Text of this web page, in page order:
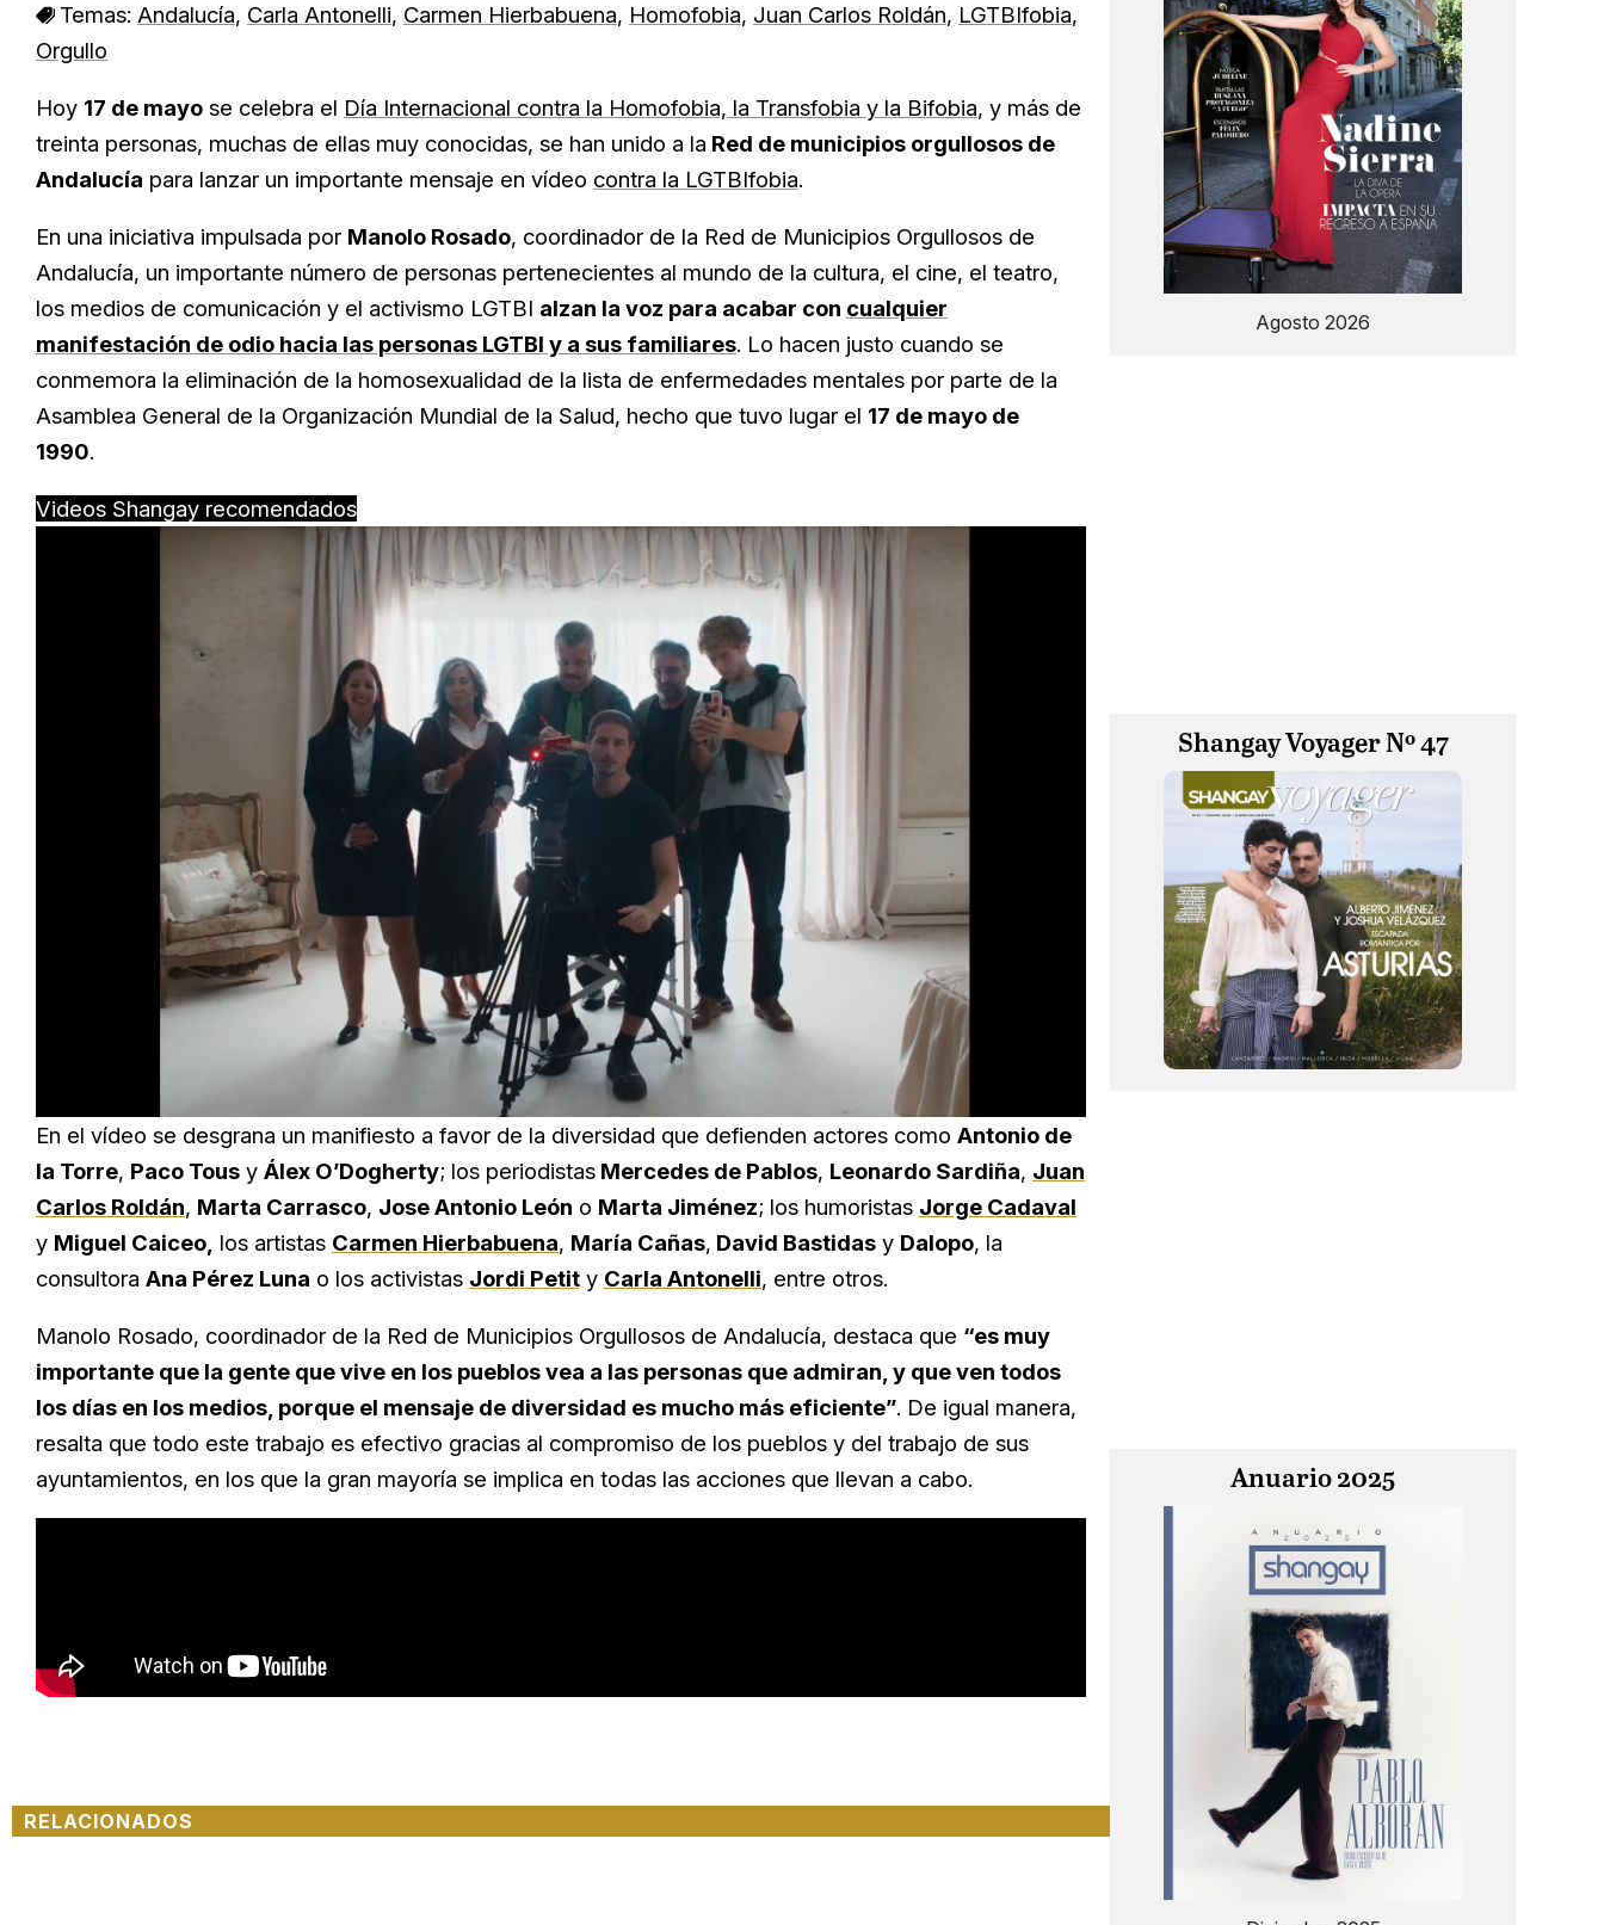
Temas: Andalucía, Carla Antonelli, Carmen Hierbabuena, Homofobia, Juan Carlos Roldán, LGTBIfobia,
Orgullo
Hoy 17 de mayo se celebra el Día Internacional contra la Homofobia, la Transfobia y la Bifobia, y más de
treinta personas, muchas de ellas muy conocidas, se han unido a la Red de municipios orgullosos de
Andalucía para lanzar un importante mensaje en vídeo contra la LGTBIfobia.
En una iniciativa impulsada por Manolo Rosado, coordinador de la Red de Municipios Orgullosos de
Andalucía, un importante número de personas pertenecientes al mundo de la cultura, el cine, el teatro,
los medios de comunicación y el activismo LGTBI alzan la voz para acabar con cualquier
manifestación de odio hacia las personas LGTBI y a sus familiares. Lo hacen justo cuando se
conmemora la eliminación de la homosexualidad de la lista de enfermedades mentales por parte de la
Asamblea General de la Organización Mundial de la Salud, hecho que tuvo lugar el 17 de mayo de
1990.
Videos Shangay recomendados
Loaded :
66.12%
En el vídeo se desgrana un manifiesto a favor de la diversidad que defienden actores como Antonio de
la Torre, Paco Tous y Álex O’Dogherty; los periodistas Mercedes de Pablos, Leonardo Sardiña, Juan
Carlos Roldán, Marta Carrasco, Jose Antonio León o Marta Jiménez; los humoristas Jorge Cadaval
y Miguel Caiceo, los artistas Carmen Hierbabuena, María Cañas, David Bastidas y Dalopo, la
consultora Ana Pérez Luna o los activistas Jordi Petit y Carla Antonelli, entre otros.
Manolo Rosado, coordinador de la Red de Municipios Orgullosos de Andalucía, destaca que “es muy
importante que la gente que vive en los pueblos vea a las personas que admiran, y que ven todos
los días en los medios, porque el mensaje de diversidad es mucho más eficiente”. De igual manera,
resalta que todo este trabajo es efectivo gracias al compromiso de los pueblos y del trabajo de sus
ayuntamientos, en los que la gran mayoría se implica en todas las acciones que llevan a cabo.
RELACIONADOS
Agosto 2026
Shangay Voyager Nº 47
Anuario 2025